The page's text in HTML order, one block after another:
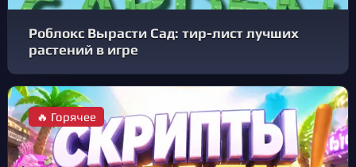
Роблокс Вырасти Сад: тир-лист лучших
растений в игре
🔥 Горячее